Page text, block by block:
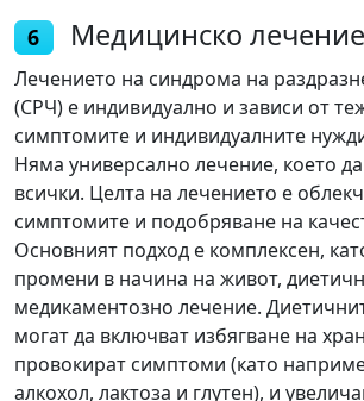
6 Медицинско лечение
Лечението на синдрома на
(СРЧ) е индивидуално и зависи от
симптомите и индивидуалните
Няма универсално лечение, което
всички. Целта на лечението е
симптомите и подобряване на
Основният подход е комплексен,
промени в начина на живот,
медикаментозно лечение.
могат да включват избягване на
провокират симптоми (като
алкохол, лактоза и глутен), и